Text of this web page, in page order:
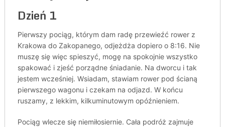
Dzień 1
Pierwszy pociąg, którym dam radę przewieźć rower z
Krakowa do Zakopanego, odjeżdża dopiero o 8:16. Nie
muszę się więc spieszyć, mogę na spokojnie wszystko
spakować i zjeść porządne śniadanie. Na dworcu i tak
jestem wcześniej. Wsiadam, stawiam rower pod ścianą
pierwszego wagonu i czekam na odjazd. W końcu
ruszamy, z lekkim, kilkuminutowym opóźnieniem.
Pociąg wlecze się niemiłosiernie. Cała podróż zajmuje